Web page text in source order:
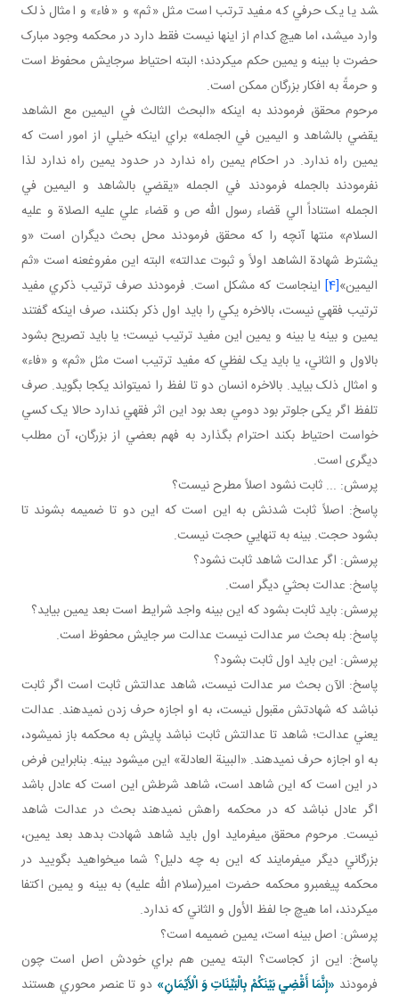
شد يا يک حرفي که مفيد ترتب است مثل «ثم» و «فاء» و امثال ذلک
وارد می­شد، اما هيچ کدام از اينها نيست فقط دارد در محکمه وجود مبارک
حضرت با بينه و يمين حکم مي کردند؛ البته احتياط سرجايش محفوظ است
و حرمةً به افکار بزرگان ممکن است.
مرحوم محقق فرمودند به اينکه «البحث الثالث في اليمين مع الشاهد
يقضي بالشاهد و اليمين في الجمله» براي اينکه خيلي از امور است که
يمين راه ندارد. در احکام يمين راه ندارد در حدود يمين راه ندارد لذا
نفرمودند بالجمله فرمودند في الجمله «يقضي بالشاهد و اليمين في
الجمله استناداً الي قضاء رسول الله ص و قضاء علي عليه الصلاة و عليه
السلام» منتها آنچه را که محقق فرمودند محل بحث ديگران است «و
يشترط شهادة الشاهد اولاً و ثبوت عدالته» البته اين مفروغ عنه است «ثم
اليمين»[4]
اينجاست که مشکل است. فرمودند صرف ترتيب ذکري مفيد
ترتيب فقهي نيست، بالاخره يکي را بايد اول ذکر بکنند، صرف اينکه گفتند
يمين و بينه يا بينه و يمين اين مفيد ترتيب نيست؛ يا بايد تصريح بشود
بالاول و الثاني، يا بايد يک لفظي که مفيد ترتيب است مثل «ثم» و «فاء»
و امثال ذلک بيايد. بالاخره انسان دو تا لفظ را نمي تواند يکجا بگويد. صرف
تلفظ اگر يکی جلوتر بود دومي بعد بود اين اثر فقهي ندارد حالا يک کسي
خواست احتياط بکند احترام بگذارد به فهم بعضي از بزرگان، آن مطلب
ديگری است.
پرسش: ... ثابت نشود اصلاً مطرح نيست؟
پاسخ: اصلاً ثابت شدنش به اين است که اين دو تا ضميمه بشوند تا
بشود حجت. بينه به تنهايي حجت نيست.
پرسش: اگر عدالت شاهد ثابت نشود؟
پاسخ: عدالت بحثي ديگر است.
پرسش: بايد ثابت بشود که اين بينه واجد شرايط است بعد يمين بيايد؟
پاسخ: بله بحث سر عدالت نيست عدالت سر جايش محفوظ است.
پرسش: اين بايد اول ثابت بشود؟
پاسخ: الآن بحث سر عدالت نيست، شاهد عدالتش ثابت است اگر ثابت
نباشد که شهادتش مقبول نيست، به او اجازه حرف زدن نمي دهند. عدالت
يعني عدالت؛ شاهد تا عدالتش ثابت نباشد پايش به محکمه باز نمي شود،
به او اجازه حرف نمي دهند. «البينة العادلة» اين مي شود بينه. بنابراين فرض
در اين است که اين شاهد است، شاهد شرطش اين است که عادل باشد
اگر عادل نباشد که در محکمه راهش نمي دهند بحث در عدالت شاهد
نيست. مرحوم محقق مي فرمايد اول بايد شاهد شهادت بدهد بعد يمين،
بزرگاني ديگر مي فرمايند که اين به چه دليل؟ شما مي خواهيد بگوييد در
محکمه پيغمبرو محکمه حضرت امير(سلام الله عليه) به بينه و يمين اکتفا
مي کردند، اما هيچ جا لفظ الأول و الثاني که ندارد.
پرسش: اصل بينه است، يمين ضميمه است؟
پاسخ: اين از کجاست؟ البته يمين هم براي خودش اصل است چون
فرمودند «إِنَّمَا أَقْضِي‏ بَيْنَكُمْ بِالْبَيِّنَاتِ وَ الْأَيْمَانِ» دو تا عنصر محوري هستند